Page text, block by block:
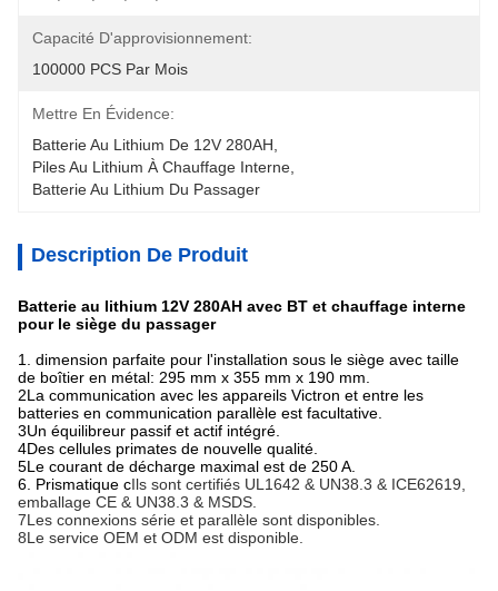
Capacité D'approvisionnement:
100000 PCS Par Mois
Mettre En Évidence:
Batterie Au Lithium De 12V 280AH
Piles Au Lithium À Chauffage Interne
Batterie Au Lithium Du Passager
Description De Produit
Batterie au lithium 12V 280AH avec BT et chauffage interne
pour le siège du passager
1. dimension parfaite pour l'installation sous le siège avec taille
de boîtier en métal: 295 mm x 355 mm x 190 mm.
2La communication avec les appareils Victron et entre les
batteries en communication parallèle est facultative.
3Un équilibreur passif et actif intégré.
4Des cellules primates de nouvelle qualité.
5Le courant de décharge maximal est de 250 A.
6. Prismatique cIls sont certifiés UL1642 & UN38.3 & ICE62619,
emballage CE & UN38.3 & MSDS.
7Les connexions série et parallèle sont disponibles.
8Le service OEM et ODM est disponible.